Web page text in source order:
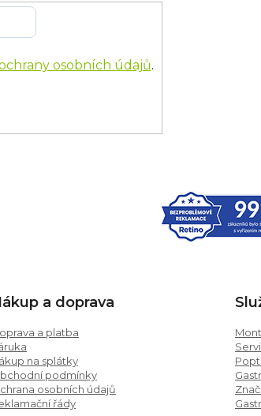
osobních údajů.
a doprava
a platba
na splátky
podmínky
osobních údajů
řády